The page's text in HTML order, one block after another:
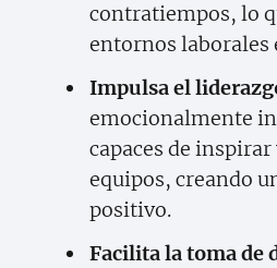
contratiempos, lo
entornos laborales
Impulsa el
emocionalmente
capaces de
equipos, creando
positivo.
Facilita la toma de